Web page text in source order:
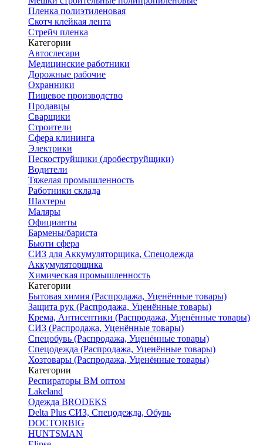
Пленка полиэтиленовая
Скотч клейкая лента
Стрейч пленка
Категории
Автослесари
Медицинские работники
Дорожные рабочие
Охранники
Пищевое производство
Продавцы
Сварщики
Строители
Сфера клининга
Электрики
Пескоструйщики (дробеструйщики)
Водители
Тяжелая промышленность
Работники склада
Шахтеры
Маляры
Официанты
Бармены/бариста
Бьюти сфера
СИЗ для Аккумуляторщика, Спецодежда
Аккумуляторщика
Химическая промышленность
Категории
Бытовая химия (Распродажа, Уценённые товары)
Защита рук (Распродажа, Уценённые товары)
Крема, Антисептики (Распродажа, Уценённые товары)
СИЗ (Распродажа, Уценённые товары)
Спецобувь (Распродажа, Уценённые товары)
Спецодежда (Распродажа, Уценённые товары)
Хозтовары (Распродажа, Уценённые товары)
Категории
Респираторы ВМ оптом
Lakeland
Одежда BRODEKS
Delta Plus СИЗ, Спецодежда, Обувь
DOCTORBIG
HUNTSMAN